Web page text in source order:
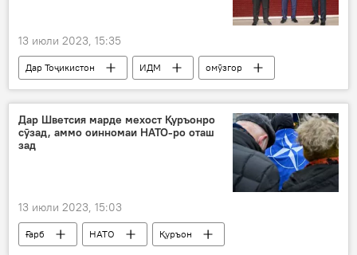
13 июли 2023, 15:35
Дар Тоҷикистон ИДМ
омӯзгор
беҳтарин
Маориф
Дар Шветсия марде мехост Қуръонро
сӯзад, аммо оинномаи НАТО-ро оташ
зад
13 июли 2023, 15:03
Ғарб НАТО
Қуръон